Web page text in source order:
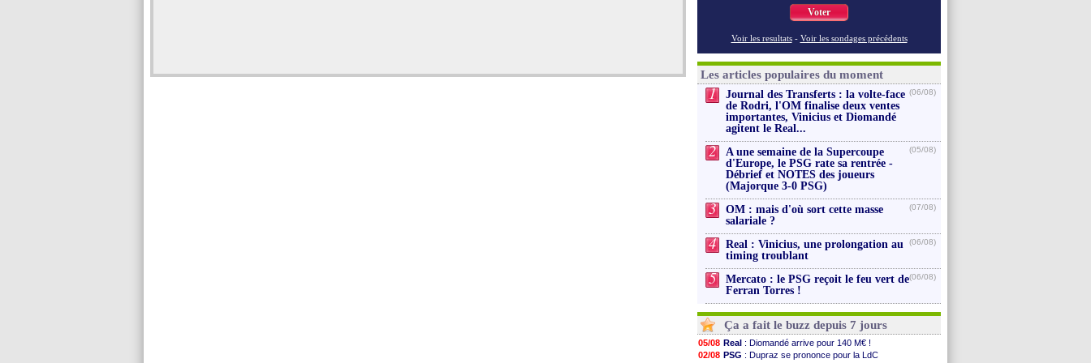
Voter
Voir les resultats - Voir les sondages précédents
Les articles populaires du moment
1
Journal des Transferts : la volte-face
de Rodri, l'OM finalise deux ventes
importantes, Vinicius et Diomandé
agitent le Real...
(06/08)
2
A une semaine de la Supercoupe
d'Europe, le PSG rate sa rentrée -
Débrief et NOTES des joueurs
(Majorque 3-0 PSG)
(05/08)
3
OM : mais d'où sort cette masse
salariale ?
(07/08)
4
Real : Vinicius, une prolongation au
timing troublant
(06/08)
5
Mercato : le PSG reçoit le feu vert de
Ferran Torres !
(06/08)
Ça a fait le buzz depuis 7 jours
05/08 Real : Diomandé arrive pour 140 M€ !
02/08 PSG : Dupraz se prononce pour la LdC